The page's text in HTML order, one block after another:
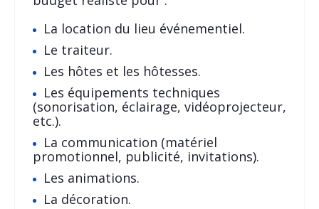
La location du lieu événementiel.
Le traiteur.
Les hôtes et les hôtesses.
Les équipements techniques
(sonorisation, éclairage, vidéoprojecteur,
etc.).
La communication (matériel
promotionnel, publicité, invitations).
Les animations.
La décoration.